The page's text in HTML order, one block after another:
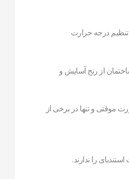
درجه حرارت
از رنج آسایش و
موقتی و تنها در برخی از
را ندارند.